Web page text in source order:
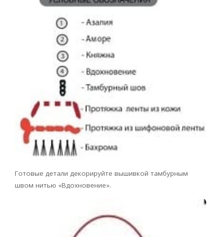
Готовые детали декорируйте вышивкой тамбурным
швом нитью «Вдохновение».